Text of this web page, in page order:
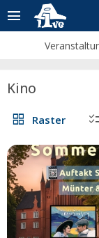
menu
Kino
grid_view Raster